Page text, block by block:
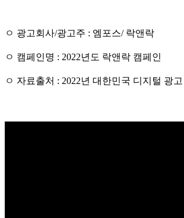
ㅇ 광고회사/광고주 : 엠포스/ 락앤락
ㅇ 캠페인명 : 2022년도 락앤락 캠페인
ㅇ 자료출처 : 2022년 대한민국 디지털 광